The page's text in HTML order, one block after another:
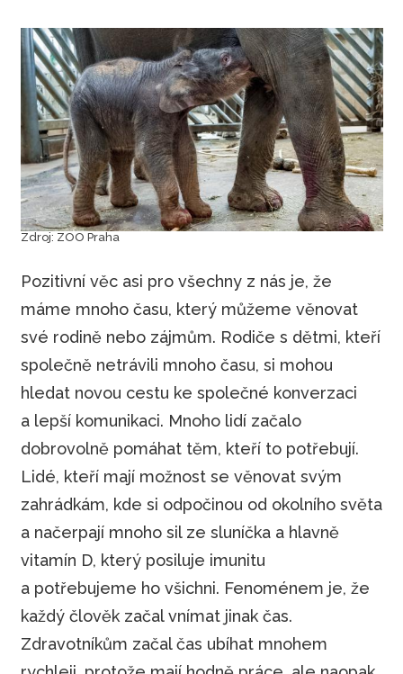
Zdroj: ZOO Praha
Pozitivní věc asi pro všechny z nás je, že
máme mnoho času, který můžeme věnovat
své rodině nebo zájmům. Rodiče s dětmi, kteří
společně netrávili mnoho času, si mohou
hledat novou cestu ke společné konverzaci
a lepší komunikaci. Mnoho lidí začalo
dobrovolně pomáhat těm, kteří to potřebují.
Lidé, kteří mají možnost se věnovat svým
zahrádkám, kde si odpočinou od okolního světa
a načerpají mnoho sil ze sluníčka a hlavně
vitamín D, který posiluje imunitu
a potřebujeme ho všichni. Fenoménem je, že
každý člověk začal vnímat jinak čas.
Zdravotníkům začal čas ubíhat mnohem